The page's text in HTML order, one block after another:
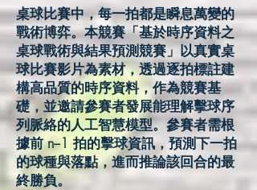
桌球比賽中，每一拍都是瞬息萬變的
戰術博弈。本競賽「基於時序資料之
桌球戰術與結果預測競賽」以真實桌
球比賽影片為素材，透過逐拍標註建
構高品質的時序資料，作為競賽基
礎，並邀請參賽者發展能理解擊球序
列脈絡的人工智慧模型。參賽者需根
據前 n−1 拍的擊球資訊，預測下一拍
的球種與落點，進而推論該回合的最
終勝負。